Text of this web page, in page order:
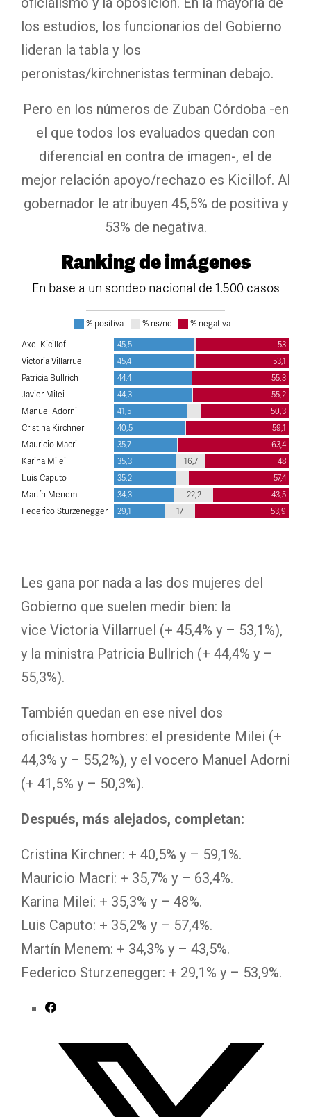
los estudios, los funcionarios del Gobierno
lideran la tabla y los
peronistas/kirchneristas terminan debajo.
Pero en los números de Zuban Córdoba -en
el que todos los evaluados quedan con
diferencial en contra de imagen-, el de
mejor relación apoyo/rechazo es Kicillof. Al
gobernador le atribuyen 45,5% de positiva y
53% de negativa.
Les gana por nada a las dos mujeres del
Gobierno que suelen medir bien: la
vice Victoria Villarruel (+ 45,4% y – 53,1%),
y la ministra Patricia Bullrich (+ 44,4% y –
55,3%).
También quedan en ese nivel dos
oficialistas hombres: el presidente Milei (+
44,3% y – 55,2%), y el vocero Manuel Adorni
(+ 41,5% y – 50,3%).
Después, más alejados, completan:
Cristina Kirchner: + 40,5% y – 59,1%.
Mauricio Macri: + 35,7% y – 63,4%.
Karina Milei: + 35,3% y – 48%.
Luis Caputo: + 35,2% y – 57,4%.
Martín Menem: + 34,3% y – 43,5%.
Federico Sturzenegger: + 29,1% y – 53,9%.